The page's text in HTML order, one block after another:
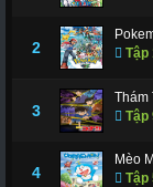
2
Tập
3
Thám
Tập
4
Mèo
Tập